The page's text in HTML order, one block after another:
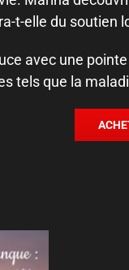
t-elle du soutien
avec une
tels que la